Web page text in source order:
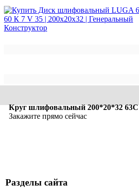
Круг шлифовальный 200*20*32 63С
Закажите прямо сейчас
Разделы сайта